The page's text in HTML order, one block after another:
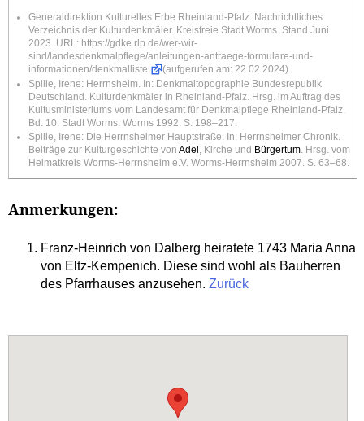
Generaldirektion Kulturelles Erbe Rheinland-Pfalz: Nachrichtliches
Verzeichnis der Kulturdenkmäler. Kreisfreie Stadt Worms. Stand Juni
2023. URL: https://gdke.rlp.de/wer-wir-
sind/landesdenkmalpflege/anleitungen-antraege-formulare-und-
informationen/denkmalliste
(aufgerufen am: 22.02.2024).
Spille, Irene: Herrnsheim. In: Denkmaltopographie Bundesrepublik
Deutschland. Kulturdenkmäler in Rheinland-Pfalz. Hrsg. im Auftrag des
Kultusministeriums vom Landesamt für Denkmalpflege Rheinland-Pfalz.
Bd. 10. Stadt Worms. Worms 1992. S. 198–217.
Spille, Irene: Die Herrnsheimer Hauptstraße. In: Herrnsheimer Chronik.
Beiträge zur Kulturgeschichte von Adel , Kirche und Bürgertum. Hrsg. vom
Heimatkreis Worms-Herrnsheim e.V. Worms-Herrnsheim 2007. S. 63–68.
Anmerkungen:
Franz-Heinrich von Dalberg heiratete 1743 Maria Anna
von Eltz-Kempenich. Diese sind wohl als Bauherren
des Pfarrhauses anzusehen. Zurück